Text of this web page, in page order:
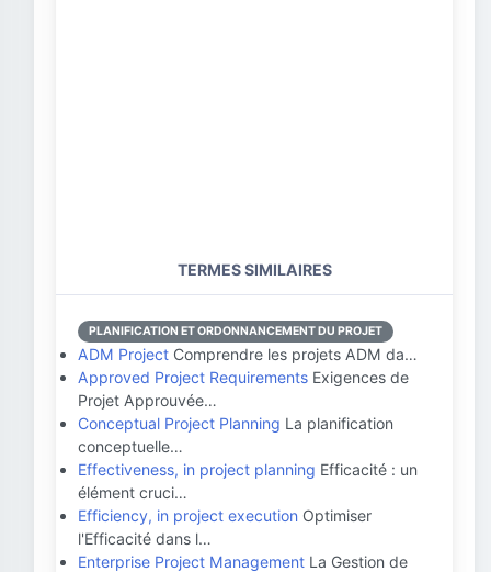
TERMES SIMILAIRES
PLANIFICATION ET ORDONNANCEMENT DU PROJET
ADM Project Comprendre les projets ADM da…
Approved Project Requirements Exigences de
Projet Approuvée…
Conceptual Project Planning La planification
conceptuelle…
Effectiveness, in project planning Efficacité : un
élément cruci…
Efficiency, in project execution Optimiser
l'Efficacité dans l…
Enterprise Project Management La Gestion de